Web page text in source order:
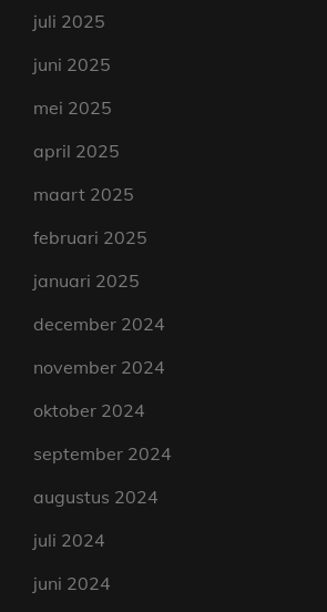
juli 2025
juni 2025
mei 2025
april 2025
maart 2025
februari 2025
januari 2025
december 2024
november 2024
oktober 2024
september 2024
augustus 2024
juli 2024
juni 2024